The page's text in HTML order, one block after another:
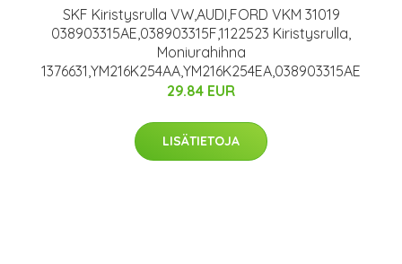
SKF Kiristysrulla VW,AUDI,FORD VKM 31019
038903315AE,038903315F,1122523 Kiristysrulla,
Moniurahihna
1376631,YM216K254AA,YM216K254EA,038903315AE
29.84 EUR
LISÄTIETOJA